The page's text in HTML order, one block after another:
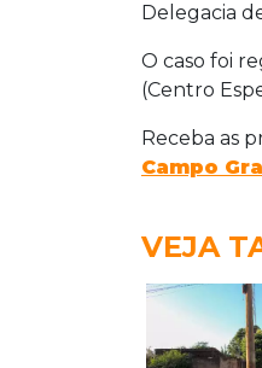
Delegacia
O caso foi
(Centro
Receba as
Campo
VEJA